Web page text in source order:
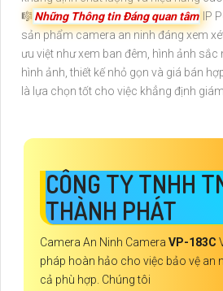
🎼️ Những Thông tin Đáng quan tâm IP
sản phẩm camera an ninh đáng xem
ưu việt như xem ban đêm, hình ảnh sắc
hình ảnh, thiết kế nhỏ gọn và giá bán
là lựa chọn tốt cho việc khẳng định
CÔNG TY TNHH
THÀNH PHÁT
Camera An Ninh Camera VP-183C
pháp hoàn hảo cho việc bảo vệ an
cả phù hợp. Chúng tôi